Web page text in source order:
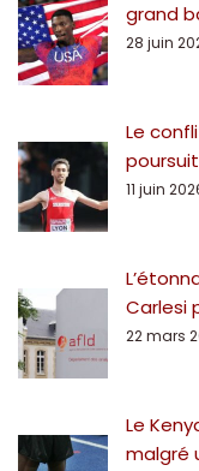
grand
28 juin
Le
poursuit
11 juin
Carlesi
22 mars
Le
malgré